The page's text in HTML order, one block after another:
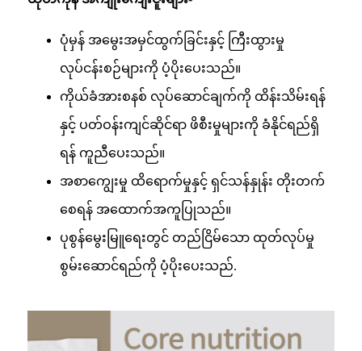
ပုံမှန် အမွေးအမှင်ထွက်ခြင်းနှင့် ကြီးထွားမှု
လုပ်ငန်းစဉ်များကို ပံ့ပိုးပေးသည်။
ကိုယ်ခံအားစနစ် လုပ်ဆောင်ချက်ကို ထိန်းသိမ်းရန်
နှင့် ပတ်ဝန်းကျင်ဆိုင်ရာ ဖိစီးမှုများကို ခံနိုင်ရည်ရှိ
ရန် ကူညီပေးသည်။
အစာကျွေးမှု ထိရောက်မှုနှင့် ရှင်သန်နှုန်း တိုးတက်
စေရန် အထောက်အကူပြုသည်။
ပုစွန်မွေးမြူရေးတွင် တည်ငြိမ်သော ထုတ်လုပ်မှု
စွမ်းဆောင်ရည်ကို ပံ့ပိုးပေးသည်.